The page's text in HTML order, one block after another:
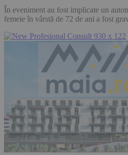
În eveniment au fost implicate un
femeie în vârstă de 72 de ani a fost